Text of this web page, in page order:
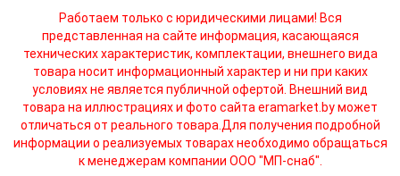
Работаем только с юридическими лицами! Вся
представленная на сайте информация, касающаяся
технических характеристик, комплектации, внешнего вида
товара носит информационный характер и ни при каких
условиях не является публичной офертой. Внешний вид
товара на иллюстрациях и фото сайта eramarket.by может
отличаться от реального товара.Для получения подробной
информации о реализуемых товарах необходимо обращаться
к менеджерам компании ООО "МП-снаб".